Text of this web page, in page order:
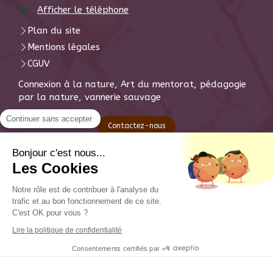
Afficher le téléphone
Plan du site
Mentions légales
CGUV
Connexion à la nature, Art du mentorat, pédagogie
par la nature, vannerie sauvage
Contactez-nous
S'inscrire à la newsletter
Continuer sans accepter
Bonjour c'est nous...
Les Cookies
Notre rôle est de contribuer à l'analyse du
trafic et au bon fonctionnement de ce site.
C'est OK pour vous ?
Lire la politique de confidentialité
Consentements certifiés par